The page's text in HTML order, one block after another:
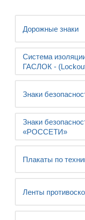
Дорожные знаки
Система
ГАСЛОК -
Знаки
Знаки
«РОССЕТИ»
Плакаты по
Ленты